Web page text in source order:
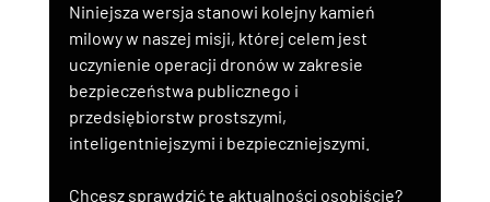
Niniejsza wersja stanowi kolejny kamień
milowy w naszej misji, której celem jest
uczynienie operacji dronów w zakresie
bezpieczeństwa publicznego i
przedsiębiorstw prostszymi,
inteligentniejszymi i bezpieczniejszymi.
Chcesz sprawdzić te aktualności osobiście?